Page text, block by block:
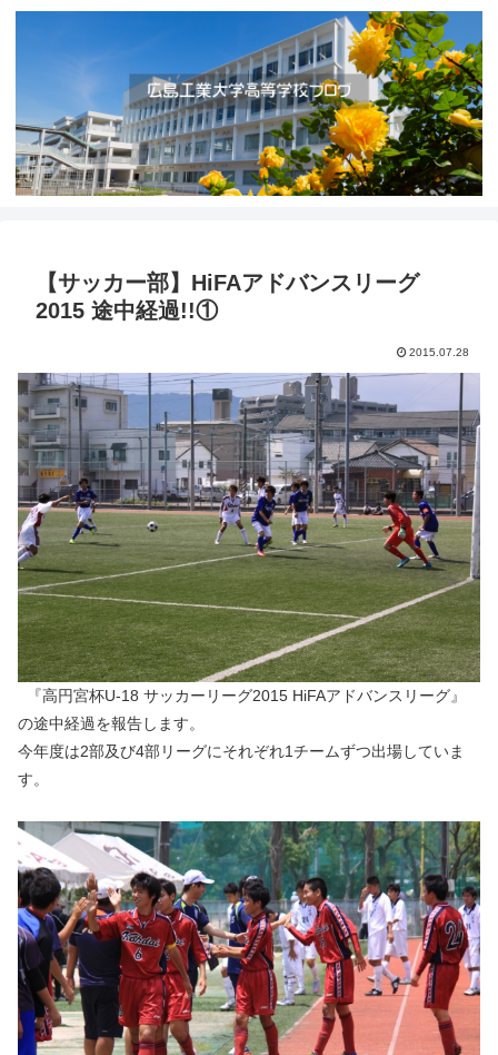
【サッカー部】HiFAアドバンスリーグ
2015 途中経過!!①
2015.07.28
『高円宮杯U-18 サッカーリーグ2015 HiFAアドバンスリーグ』
の途中経過を報告します。
今年度は2部及び4部リーグにそれぞれ1チームずつ出場していま
す。